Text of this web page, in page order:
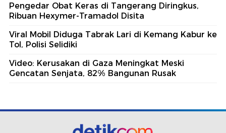
Pengedar Obat Keras di Tangerang Diringkus,
Ribuan Hexymer-Tramadol Disita
Viral Mobil Diduga Tabrak Lari di Kemang Kabur ke
Tol, Polisi Selidiki
Video: Kerusakan di Gaza Meningkat Meski
Gencatan Senjata, 82% Bangunan Rusak